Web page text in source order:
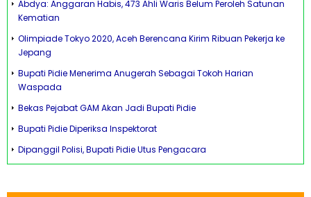
Abdya: Anggaran Habis, 473 Ahli Waris Belum Peroleh Satunan
Kematian
Olimpiade Tokyo 2020, Aceh Berencana Kirim Ribuan Pekerja ke
Jepang
Bupati Pidie Menerima Anugerah Sebagai Tokoh Harian
Waspada
Bekas Pejabat GAM Akan Jadi Bupati Pidie
Bupati Pidie Diperiksa Inspektorat
Dipanggil Polisi, Bupati Pidie Utus Pengacara